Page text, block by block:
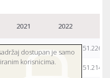
dostupan je samo
korisnicima.
2021 2022
34.180.084 40.972.349